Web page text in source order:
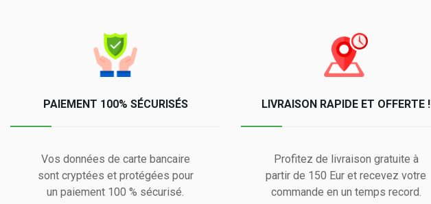
PAIEMENT 100% SÉCURISÉS
Vos données de carte bancaire
sont cryptées et protégées pour
un paiement 100 % sécurisé.
LIVRAISON RAPIDE ET OFFERTE !
Profitez de livraison gratuite à
partir de 150 Eur et recevez votre
commande en un temps record.